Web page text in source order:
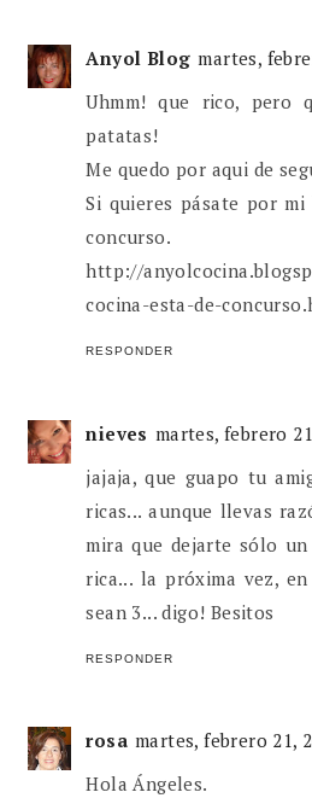
Anyol Blog martes,
Uhmm! que rico, pero
patatas!
Me quedo por aqui de
Si quieres pásate por
concurso.
http://
cocina-esta-de-
RESPONDER
nieves martes, febrero
jajaja, que guapo tu
ricas... aunque llevas
mira que dejarte sólo
rica... la próxima vez,
sean 3... digo! Besitos
RESPONDER
rosa martes, febrero 21,
Hola Ángeles.